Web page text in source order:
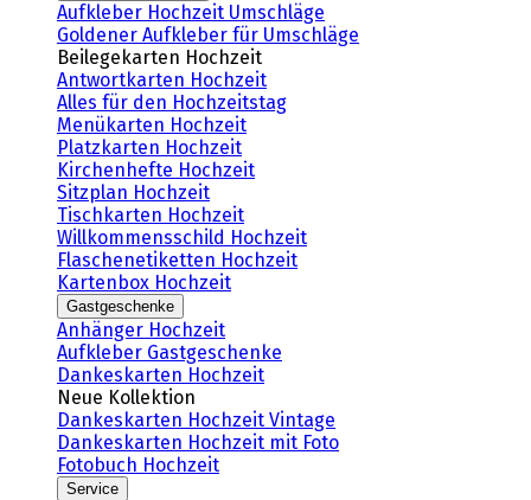
Aufkleber Hochzeit Umschläge
Goldener Aufkleber für Umschläge
Beilegekarten Hochzeit
Antwortkarten Hochzeit
Alles für den Hochzeitstag
Menükarten Hochzeit
Platzkarten Hochzeit
Kirchenhefte Hochzeit
Sitzplan Hochzeit
Tischkarten Hochzeit
Willkommensschild Hochzeit
Flaschenetiketten Hochzeit
Kartenbox Hochzeit
Gastgeschenke
Anhänger Hochzeit
Aufkleber Gastgeschenke
Dankeskarten Hochzeit
Neue Kollektion
Dankeskarten Hochzeit Vintage
Dankeskarten Hochzeit mit Foto
Fotobuch Hochzeit
Service